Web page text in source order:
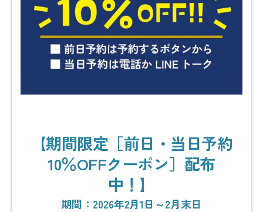
【期間限定［前日・当日予約
10％OFFクーポン］配布
中！】
期間：2026年2月1日～2月末日